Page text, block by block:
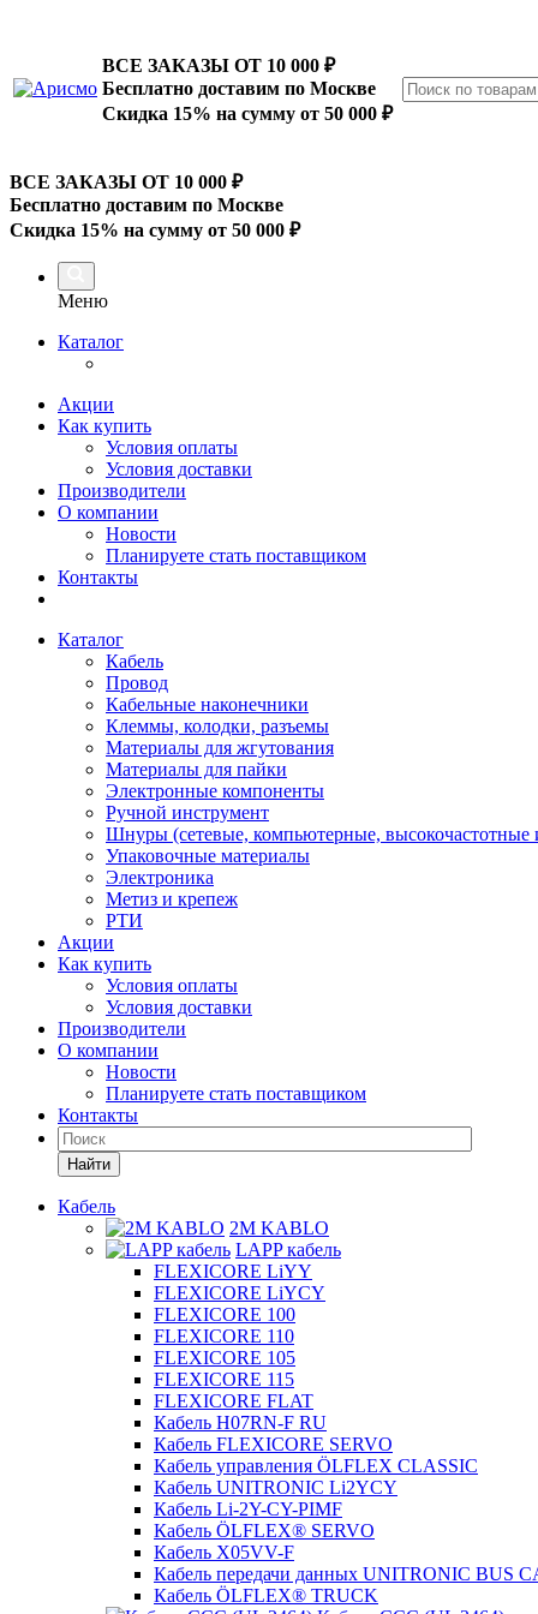
ВСЕ ЗАКАЗЫ ОТ 10 000 ₽
Бесплатно доставим по Москве
Скидка 15% на сумму от 50 000 ₽
ВСЕ ЗАКАЗЫ ОТ 10 000 ₽
Бесплатно доставим по Москве
Скидка 15% на сумму от 50 000 ₽
Меню
Каталог
Акции
Как купить
Условия оплаты
Условия доставки
Производители
О компании
Новости
Планируете стать поставщиком
Контакты
Каталог
Кабель
Провод
Кабельные наконечники
Клеммы, колодки, разъемы
Материалы для жгутования
Материалы для пайки
Электронные компоненты
Ручной инструмент
Шнуры (сетевые, компьютерные, высокочастотные
Упаковочные материалы
Электроника
Метиз и крепеж
РТИ
Акции
Как купить
Условия оплаты
Условия доставки
Производители
О компании
Новости
Планируете стать поставщиком
Контакты
Найти
Кабель
2M KABLO
LAPP кабель
FLEXICORE LiYY
FLEXICORE LiYCY
FLEXICORE 100
FLEXICORE 110
FLEXICORE 105
FLEXICORE 115
FLEXICORE FLAT
Кабель H07RN-F RU
Кабель FLEXICORE SERVO
Кабель управления ÖLFLEX CLASSIC
Кабель UNITRONIC Li2YCY
Кабель Li-2Y-CY-PIMF
Кабель ÖLFLEX® SERVO
Кабель X05VV-F
Кабель передачи данных UNITRONIC BUS
Кабель ÖLFLEX® TRUCK